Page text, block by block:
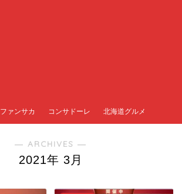
ファンサカ コンサドーレ 北海道グルメ
― ARCHIVES ―
2021年 3月